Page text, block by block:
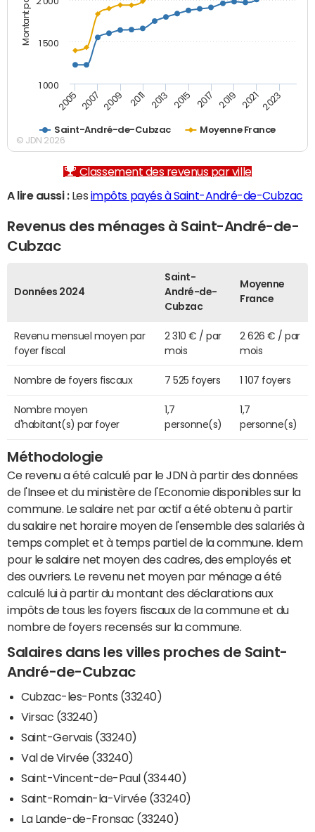
Saint-André-de-Cubzac Moyenne France
2005 2007 2009 2011 2013 2015 2017 2019 2021 2023
1 000
1 500
© JDN 2026
Classement des revenus par ville
A lire aussi :Les impôts payés à Saint-André-de-Cubzac
Revenus des ménages à Saint-André-de-
Cubzac
Données 2024
Saint-
André-de-
Cubzac
Moyenne
France
Revenu mensuel moyen par
foyer fiscal
2 310 € / par
mois
2 626 € / par
mois
Nombre de foyers fiscaux 7 525 foyers 1 107 foyers
Nombre moyen
d'habitant(s) par foyer
1,7
personne(s)
1,7
personne(s)
Méthodologie
Ce revenu a été calculé par le JDN à partir des données
de l'Insee et du ministère de l'Economie disponibles sur la
commune. Le salaire net par actif a été obtenu à partir
du salaire net horaire moyen de l'ensemble des salariés à
temps complet et à temps partiel de la commune. Idem
pour le salaire net moyen des cadres, des employés et
des ouvriers. Le revenu net moyen par ménage a été
calculé lui à partir du montant des déclarations aux
impôts de tous les foyers fiscaux de la commune et du
nombre de foyers recensés sur la commune.
Salaires dans les villes proches de Saint-
André-de-Cubzac
Cubzac-les-Ponts (33240)
Virsac (33240)
Saint-Gervais (33240)
Val de Virvée (33240)
Saint-Vincent-de-Paul (33440)
Saint-Romain-la-Virvée (33240)
La Lande-de-Fronsac (33240)